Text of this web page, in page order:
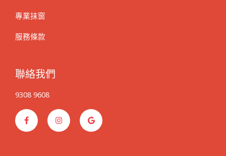
專業抹窗
服務條款
聯絡我們
9308 9608
F
a
c
e
I
n
t
G
o
o
g